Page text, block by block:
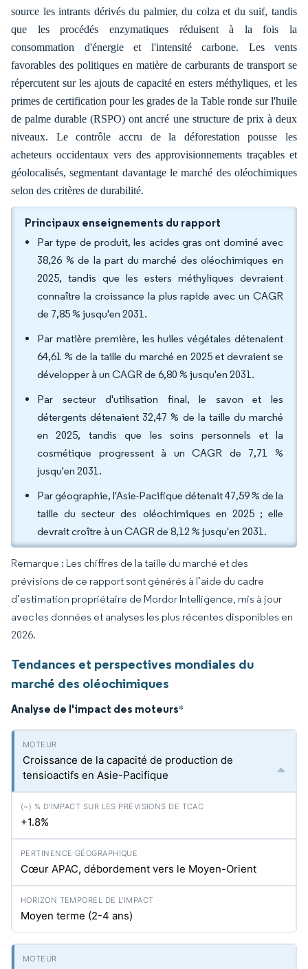
source les intrants dérivés du palmier, du colza et du suif, tandis
que les procédés enzymatiques réduisent à la fois la
consommation d'énergie et l'intensité carbone. Les vents
favorables des politiques en matière de carburants de transport se
répercutent sur les ajouts de capacité en esters méthyliques, et les
primes de certification pour les grades de la Table ronde sur l'huile
de palme durable (RSPO) ont ancré une structure de prix à deux
niveaux. Le contrôle accru de la déforestation pousse les
acheteurs occidentaux vers des approvisionnements traçables et
géolocalisés, segmentant davantage le marché des oléochimiques
selon des critères de durabilité.
Principaux enseignements du rapport
Par type de produit, les acides gras ont dominé avec
38,26 % de la part du marché des oléochimiques en
2025, tandis que les esters méthyliques devraient
connaître la croissance la plus rapide avec un CAGR
de 7,85 % jusqu'en 2031.
Par matière première, les huiles végétales détenaient
64,61 % de la taille du marché en 2025 et devraient se
développer à un CAGR de 6,80 % jusqu'en 2031.
Par secteur d'utilisation final, le savon et les
détergents détenaient 32,47 % de la taille du marché
en 2025, tandis que les soins personnels et la
cosmétique progressent à un CAGR de 7,71 %
jusqu'en 2031.
Par géographie, l'Asie-Pacifique détenait 47,59 % de la
taille du secteur des oléochimiques en 2025 ; elle
devrait croître à un CAGR de 8,12 % jusqu'en 2031.
Remarque : Les chiffres de la taille du marché et des
prévisions de ce rapport sont générés à l’aide du cadre
d’estimation propriétaire de Mordor Intelligence, mis à jour
avec les données et analyses les plus récentes disponibles en
2026.
Tendances et perspectives mondiales du
marché des oléochimiques
Analyse de l'impact des moteurs*
Croissance de la capacité de production de
tensioactifs en Asie-Pacifique
+1.8%
Cœur APAC, débordement vers le Moyen-Orient
Moyen terme (2-4 ans)